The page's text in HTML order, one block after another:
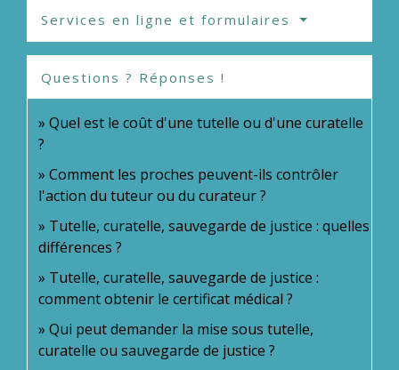
Services en ligne et formulaires
Questions ? Réponses !
Quel est le coût d'une tutelle ou d'une curatelle
?
Comment les proches peuvent-ils contrôler
l'action du tuteur ou du curateur ?
Tutelle, curatelle, sauvegarde de justice : quelles
différences ?
Tutelle, curatelle, sauvegarde de justice :
comment obtenir le certificat médical ?
Qui peut demander la mise sous tutelle,
curatelle ou sauvegarde de justice ?